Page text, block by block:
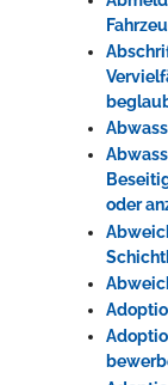
Erleben in Hockenheim
Spaß unter
Wellenbecken oder
Sprudelliege im
oder